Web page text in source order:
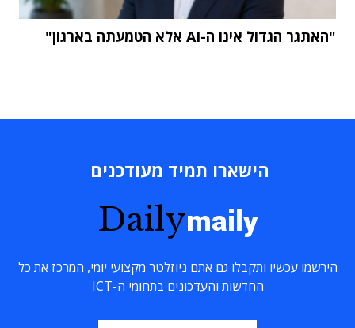
"האתגר הגדול אינו ה-AI אלא הטמעתה בארגון"
הישארו תמיד מעודכנים
Dailymaily
הירשמו עכשיו ותקבלו גם אתם ניוזלטר מקצועי יומי, המרכז את כל
החדשות והעדכונים בתחומי ה-ICT